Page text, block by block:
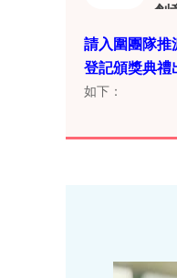
創
請入圍團隊推
登記頒獎典禮
如下：